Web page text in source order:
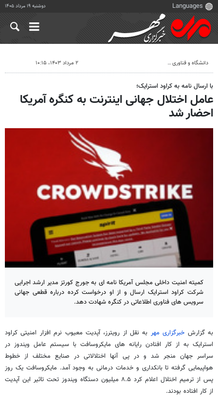
دوشنبه ۱۹ مرداد ۱۴۰۵
دانشگاه و فناوری ۲ مرداد ۱۴۰۳، ۱۰:۱۵
با ارسال نامه به کراود استرایک؛
عامل اختلال جهانی اینترنت به کنگره آمریکا
احضار شد
کمیته امنیت داخلی مجلس آمریکا نامه ای به جورج کورتز مدیر ارشد اجرایی
شرکت کراود استرایک ارسال و از او درخواست کرده درباره قطعی جهانی
سرویس های فناوری اطلاعاتی در کنگره شهادت دهد.
به گزارش خبرگزاری مهر به نقل از رویترز، آپدیت معیوب نرم افزار امنیتی کراود
استرایک به از کار افتادن رایانه های مایکروسافت با سیستم عامل ویندوز در
سراسر جهان منجر شد و در پی آنها اختلالاتی در صنایع مختلف از خطوط
هواپیمایی گرفته تا بانکداری و خدمات درمانی به وجود آمد. مایکروسافت یک روز
پس از ترمیم اختلال اعلام کرد ۸.۵ میلیون دستگاه ویندوز تحت تاثیر این آپدیت
از کار افتاده بودند.